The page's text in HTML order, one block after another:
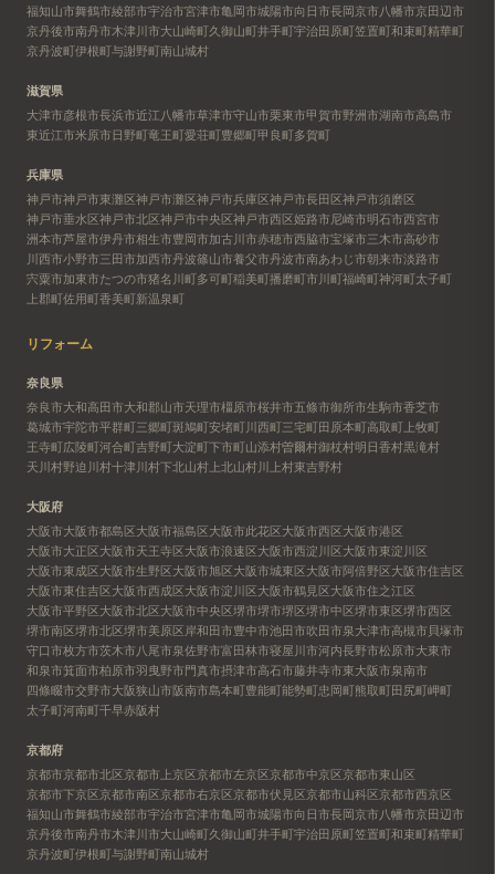
福知山市舞鶴市綾部市宇治市宮津市亀岡市城陽市向日市長岡京市八幡市京田辺市
京丹後市南丹市木津川市大山崎町久御山町井手町宇治田原町笠置町和束町精華町
京丹波町伊根町与謝野町南山城村
滋賀県
大津市彦根市長浜市近江八幡市草津市守山市栗東市甲賀市野洲市湖南市高島市
東近江市米原市日野町竜王町愛荘町豊郷町甲良町多賀町
兵庫県
神戸市神戸市東灘区神戸市灘区神戸市兵庫区神戸市長田区神戸市須磨区
神戸市垂水区神戸市北区神戸市中央区神戸市西区姫路市尼崎市明石市西宮市
洲本市芦屋市伊丹市相生市豊岡市加古川市赤穂市西脇市宝塚市三木市高砂市
川西市小野市三田市加西市丹波篠山市養父市丹波市南あわじ市朝来市淡路市
宍粟市加東市たつの市猪名川町多可町稲美町播磨町市川町福崎町神河町太子町
上郡町佐用町香美町新温泉町
リフォーム
奈良県
奈良市大和高田市大和郡山市天理市橿原市桜井市五條市御所市生駒市香芝市
葛城市宇陀市平群町三郷町斑鳩町安堵町川西町三宅町田原本町高取町 上牧町
王寺町広陵町河合町吉野町大淀町下市町山添村曽爾村御杖村明日香村黒滝村
天川村野迫川村十津川村下北山村 上北山村川上村東吉野村
大阪府
大阪市大阪市都島区大阪市福島区大阪市此花区大阪市西区大阪市港区
大阪市大正区大阪市天王寺区大阪市浪速区大阪市西淀川区大阪市東淀川区
大阪市東成区大阪市生野区大阪市旭区大阪市城東区大阪市阿倍野区大阪市住吉区
大阪市東住吉区大阪市西成区大阪市淀川区大阪市鶴見区大阪市住之江区
大阪市平野区大阪市北区大阪市中央区堺市堺市堺区堺市中区堺市東区堺市西区
堺市南区堺市北区堺市美原区岸和田市豊中市池田市吹田市泉大津市高槻市 貝塚市
守口市枚方市茨木市八尾市泉佐野市富田林市寝屋川市河内長野市松原市大東市
和泉市箕面市柏原市羽曳野市門真市摂津市高石市藤井寺市東大阪市泉南市
四條畷市交野市大阪狭山市阪南市島本町豊能町能勢町忠岡町熊取町田尻町岬町
太子町河南町千早赤阪村
京都府
京都市京都市北区京都市上京区京都市左京区京都市中京区京都市東山区
京都市下京区京都市南区京都市右京区京都市伏見区京都市山科区京都市西京区
福知山市舞鶴市綾部市宇治市宮津市亀岡市城陽市向日市長岡京市八幡市京田辺市
京丹後市南丹市木津川市大山崎町久御山町井手町宇治田原町笠置町和束町精華町
京丹波町伊根町与謝野町南山城村